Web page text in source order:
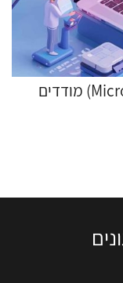
אילו מיקרו-המרות (Micro Conversions) מודדים